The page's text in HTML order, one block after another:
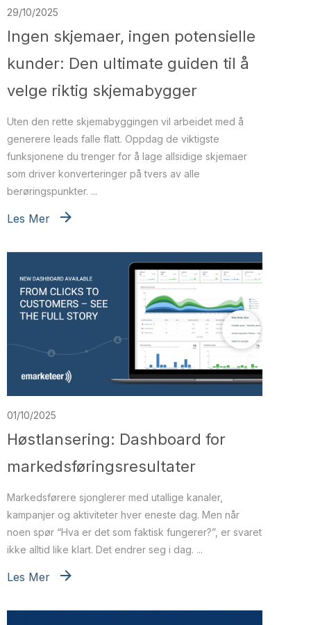
29/10/2025
Ingen skjemaer, ingen potensielle
kunder: Den ultimate guiden til å
velge riktig skjemabygger
Uten den rette skjemabyggingen vil arbeidet med å
generere leads falle flatt. Oppdag de viktigste
funksjonene du trenger for å lage allsidige skjemaer
som driver konverteringer på tvers av alle
berøringspunkter. ...
Les Mer
01/10/2025
Høstlansering: Dashboard for
markedsføringsresultater
Markedsførere sjonglerer med utallige kanaler,
kampanjer og aktiviteter hver eneste dag. Men når
noen spør “Hva er det som faktisk fungerer?”, er svaret
ikke alltid like klart. Det endrer seg i dag. ...
Les Mer